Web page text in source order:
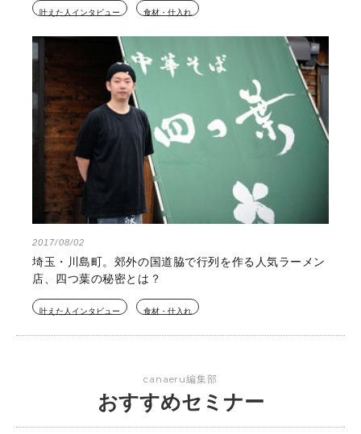
叶えた人インタビュー 食材・仕入れ
2017/08/02
埼玉・川島町。郊外の国道脇で行列を作る人気ラーメン
店、四つ葉の秘密とは？
叶えた人インタビュー 食材・仕入れ
canaeru編集部
おすすめセミナー